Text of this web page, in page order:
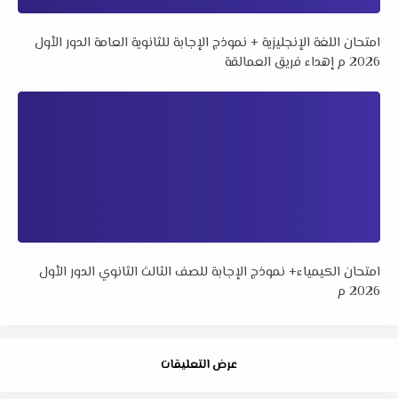
امتحان اللغة الإنجليزية + نموذج الإجابة للثانوية العامة الدور الأول
2026 م إهداء فريق العمالقة
امتحان الكيمياء+ نموذج الإجابة للصف الثالث الثانوي الدور الأول
2026 م
عرض التعليقات